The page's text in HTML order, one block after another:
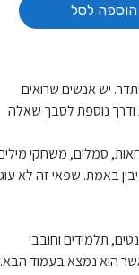
הוספה לסל
יש אנשים שרואים
ודרך נוספת לסבך שאלה
סמלים, משחקי
באמת. שפאי זה לא
תלמידים וחובבי
הוא נמצא בעמוד